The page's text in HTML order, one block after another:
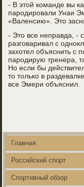
- В этой команде вы
пародировали Унаи
«Валенсию». Это
- Это все неправда, -
разговаривал с
захотел объяснить с
пародирую тренера,
Но если бы
то только в
все Эмери объяснил.
Главная
Российский спорт
Спортивный обзор